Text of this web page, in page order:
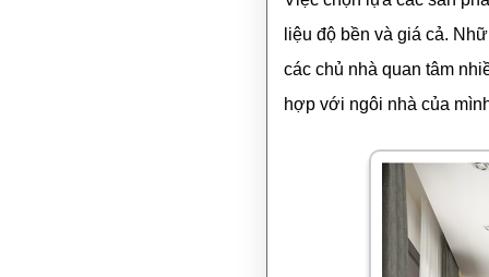
liệu độ bền và giá cả.
các chủ nhà quan tâm
hợp với ngôi nhà của